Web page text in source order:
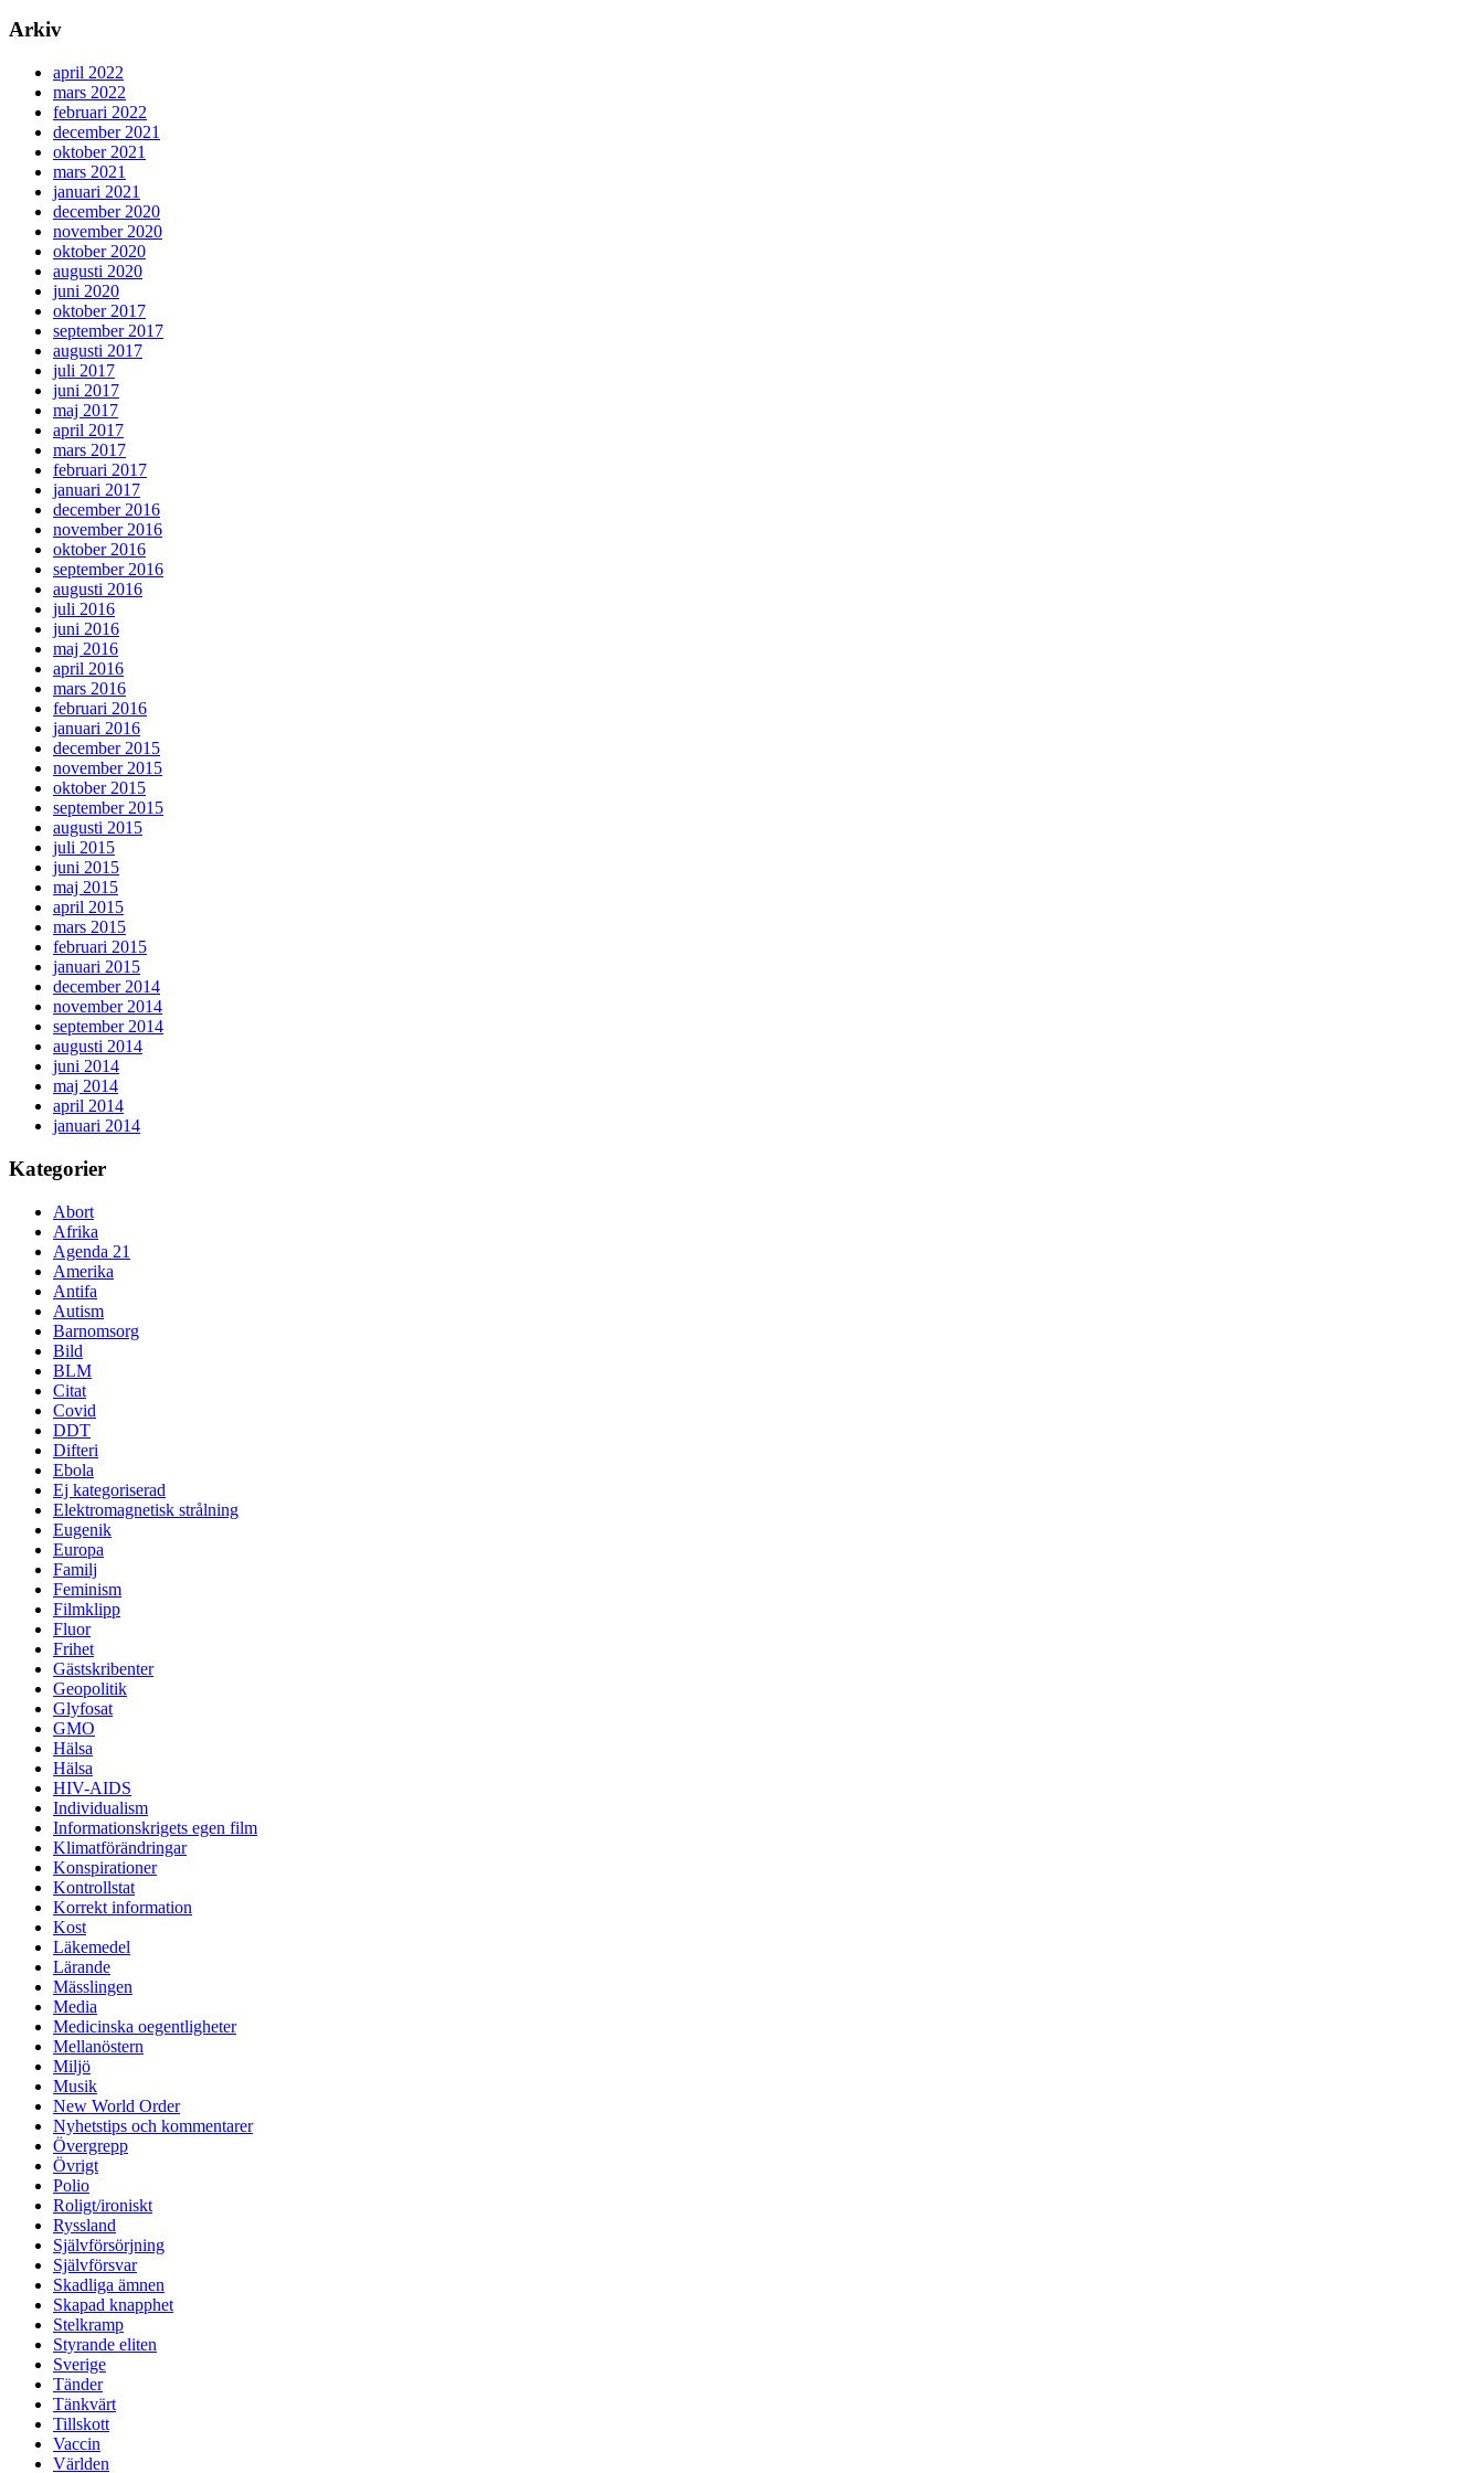
Arkiv
april 2022
mars 2022
februari 2022
december 2021
oktober 2021
mars 2021
januari 2021
december 2020
november 2020
oktober 2020
augusti 2020
juni 2020
oktober 2017
september 2017
augusti 2017
juli 2017
juni 2017
maj 2017
april 2017
mars 2017
februari 2017
januari 2017
december 2016
november 2016
oktober 2016
september 2016
augusti 2016
juli 2016
juni 2016
maj 2016
april 2016
mars 2016
februari 2016
januari 2016
december 2015
november 2015
oktober 2015
september 2015
augusti 2015
juli 2015
juni 2015
maj 2015
april 2015
mars 2015
februari 2015
januari 2015
december 2014
november 2014
september 2014
augusti 2014
juni 2014
maj 2014
april 2014
januari 2014
Kategorier
Abort
Afrika
Agenda 21
Amerika
Antifa
Autism
Barnomsorg
Bild
BLM
Citat
Covid
DDT
Difteri
Ebola
Ej kategoriserad
Elektromagnetisk strålning
Eugenik
Europa
Familj
Feminism
Filmklipp
Fluor
Frihet
Gästskribenter
Geopolitik
Glyfosat
GMO
Hälsa
Hälsa
HIV-AIDS
Individualism
Informationskrigets egen film
Klimatförändringar
Konspirationer
Kontrollstat
Korrekt information
Kost
Läkemedel
Lärande
Mässlingen
Media
Medicinska oegentligheter
Mellanöstern
Miljö
Musik
New World Order
Nyhetstips och kommentarer
Övergrepp
Övrigt
Polio
Roligt/ironiskt
Ryssland
Självförsörjning
Självförsvar
Skadliga ämnen
Skapad knapphet
Stelkramp
Styrande eliten
Sverige
Tänder
Tänkvärt
Tillskott
Vaccin
Världen